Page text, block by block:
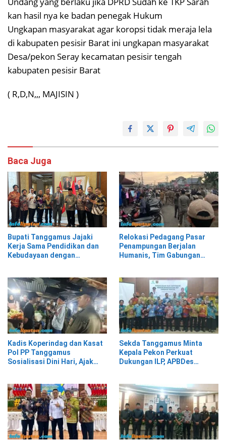
kan hasil nya ke badan penegak Hukum
Ungkapan masyarakat agar koropsi tidak meraja lela
di kabupaten pesisir Barat ini ungkapan masyarakat
Desa/pekon Seray kecamatan pesisir tengah
kabupaten pesisir Barat
( R,D,N,,, MAJISIN )
Baca Juga
Bupati Tanggamus Jajaki
Kerja Sama Pendidikan dan
Kebudayaan dengan
Relokasi Pedagang Pasar
Penampungan Berjalan
Humanis, Tim Gabungan
Kadis Koperindag dan Kasat
Pol PP Tanggamus
Sosialisasi Dini Hari, Ajak
Sekda Tanggamus Minta
Kepala Pekon Perkuat
Dukungan ILP, APBDes